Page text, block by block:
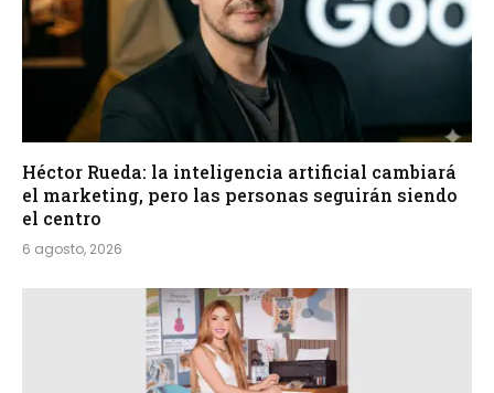
Héctor Rueda: la inteligencia artificial cambiará
el marketing, pero las personas seguirán siendo
el centro
6 agosto, 2026